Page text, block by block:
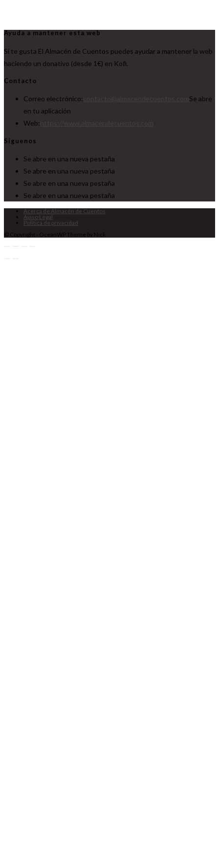
Ayuda a mantener esta web
Si te gusta El Almacén de Cuentos puedes ayudar a mantener la web
haciendo un donativo (desde 1€) en Kofi.
Contacto
Correo electrónico:
Se abre
en tu aplicación
Web:
Síguenos
Se abre en una nueva pestaña
Se abre en una nueva pestaña
Se abre en una nueva pestaña
Se abre en una nueva pestaña
Acerca de Almacén de Cuentos
Aviso Legal
Política de privacidad
© Copyright - OceanWP Theme by Nick